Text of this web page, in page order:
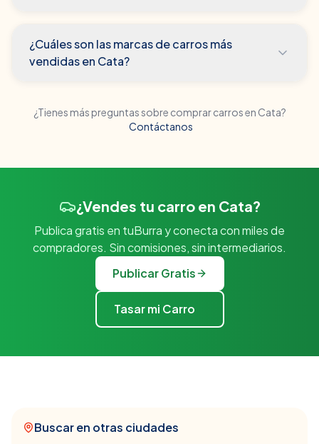
¿Cuáles son las marcas de carros más
vendidas en Cata?
¿Tienes más preguntas sobre comprar carros en Cata?
Contáctanos
¿Vendes tu carro en Cata?
Publica gratis en tuBurra y conecta con miles de
compradores. Sin comisiones, sin intermediarios.
Publicar Gratis
Tasar mi Carro
Buscar en otras ciudades